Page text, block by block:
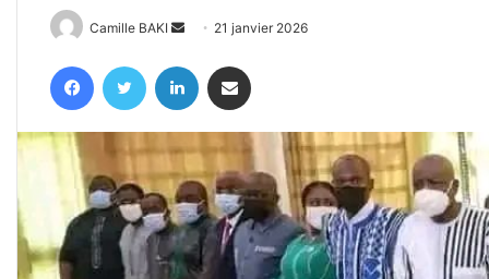
Camille BAKI
Envoyer
courriel
21 janvier 2026
FacebookTwitter Linkedin